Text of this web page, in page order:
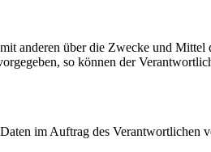
anderen über die Zwecke und Mittel
so können der
im Auftrag des Verantwortlichen